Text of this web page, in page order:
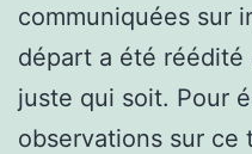
communiquées sur
départ a été réédité
juste qui soit. Pour
observations sur